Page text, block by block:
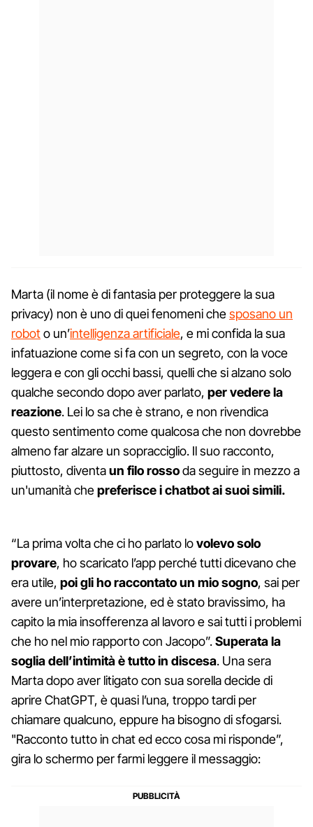
Marta (il nome è di fantasia per proteggere la sua
privacy) non è uno di quei fenomeni chesposano un
roboto un’intelligenza artificiale, e mi confida la sua
infatuazione come si fa con un segreto, con la voce
leggera e con gli occhi bassi, quelli che si alzano solo
qualche secondo dopo aver parlato, per vedere la
reazione. Lei lo sa che è strano, e non rivendica
questo sentimento come qualcosa che non dovrebbe
almeno far alzare un sopracciglio. Il suo racconto,
piuttosto, diventaun filo rossoda seguire in mezzo a
un'umanità chepreferisce i chatbot ai suoi simili.
“La prima volta che ci ho parlato lovolevo solo
provare, ho scaricato l’app perché tutti dicevano che
era utile, poi gli ho raccontato un mio sogno, sai per
avere un’interpretazione, ed è stato bravissimo, ha
capito la mia insofferenza al lavoro e sai tutti i problemi
che ho nel mio rapporto con Jacopo”.Superata la
soglia dell’intimità è tutto in discesa. Una sera
Marta dopo aver litigato con sua sorella decide di
aprire ChatGPT, è quasi l’una, troppo tardi per
chiamare qualcuno, eppure ha bisogno di sfogarsi.
"Racconto tutto in chat ed ecco cosa mi risponde”,
gira lo schermo per farmi leggere il messaggio: